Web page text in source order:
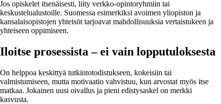
Jos opiskelet itsenäisesti, liity verkko-opintoryhmiin tai
keskustelualustoille. Suomessa esimerkiksi avoimen yliopiston ja
kansalaisopistojen yhteisöt tarjoavat mahdollisuuksia vertaistukeen ja
yhteiseen oppimiseen.
Iloitse prosessista – ei vain lopputuloksesta
On helppoa keskittyä tutkintotodistukseen, kokeisiin tai
valmistumiseen, mutta motivaatio vahvistuu, kun arvostat myös itse
matkaa. Jokainen uusi oivallus ja pieni edistysaskel on merkki
kasvusta.